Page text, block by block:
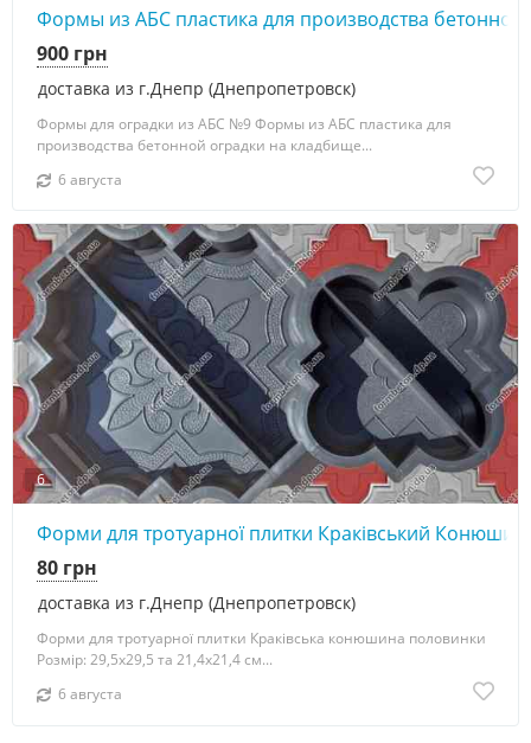
Формы из АБС пластика для производства
доставка из г.Днепр (Днепропетровск)
900 грн
Формы для оградки из АБС №9 Формы из АБС пластика для
производства бетонной оградки на кладбище...
6 августа
6
Форми для тротуарної плитки Краківський
доставка из г.Днепр (Днепропетровск)
80 грн
Форми для тротуарної плитки Краківська конюшина половинки
Розмір: 29,5х29,5 та 21,4х21,4 см...
6 августа